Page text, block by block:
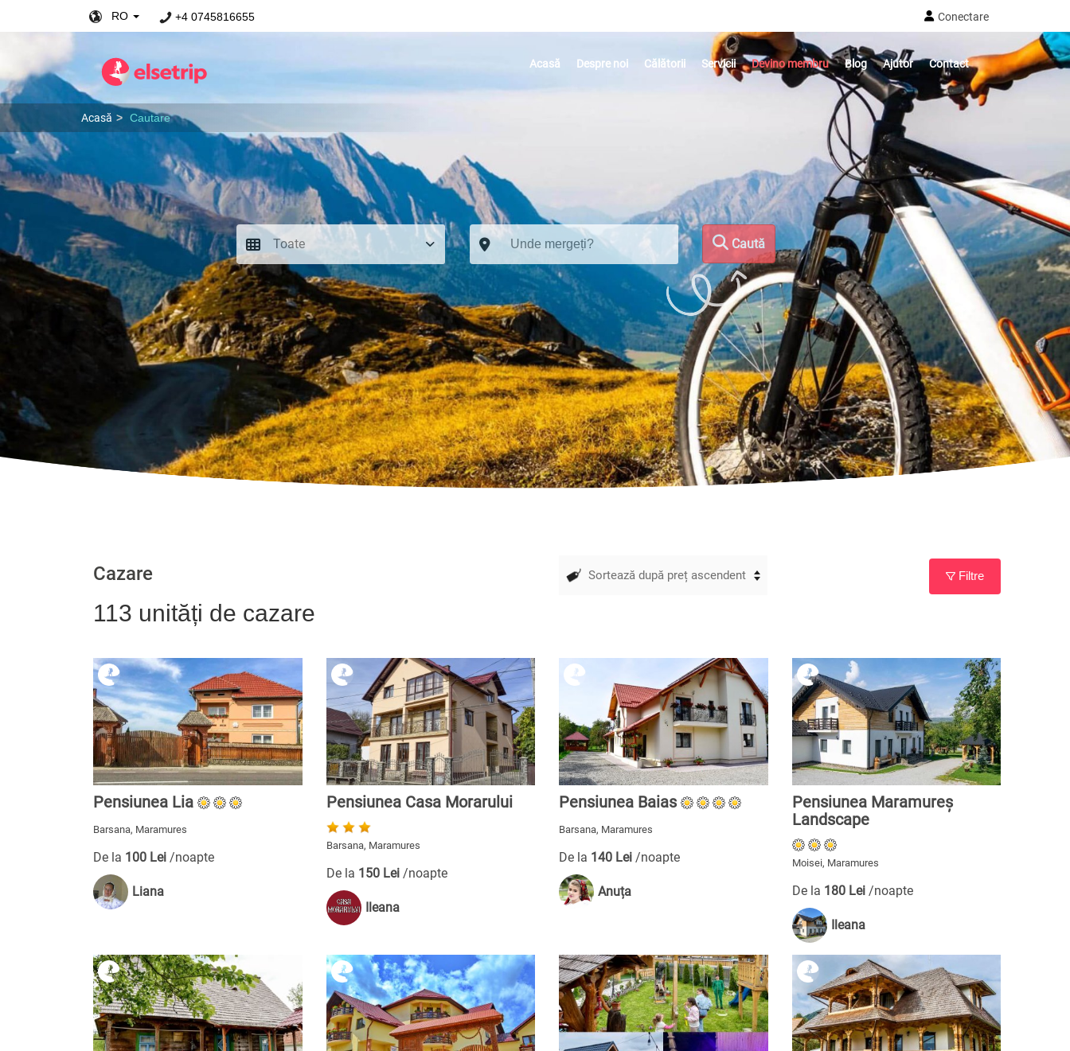
RO +4 0745816655 Conectare
Acasă Despre noi Călătorii Servicii Devino membru Blog Ajutor Contact
Acasă Cautare
Caută
Cazare
113 unități de cazare
Filtre
Pensiunea Lia
Barsana, Maramures
De la 100 Lei /noapte
Liana
Pensiunea Casa Morarului
Barsana, Maramures
De la 150 Lei /noapte
Ileana
Pensiunea Baias
Barsana, Maramures
De la 140 Lei /noapte
Anuța
Pensiunea Maramureș
Landscape
Moisei, Maramures
De la 180 Lei /noapte
Ileana